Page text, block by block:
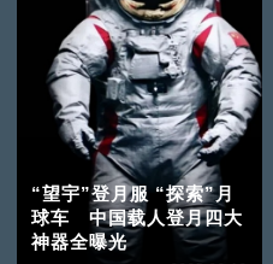
“望宇”登月服 “探索”月
球车 中国载人登月四大
神器全曝光